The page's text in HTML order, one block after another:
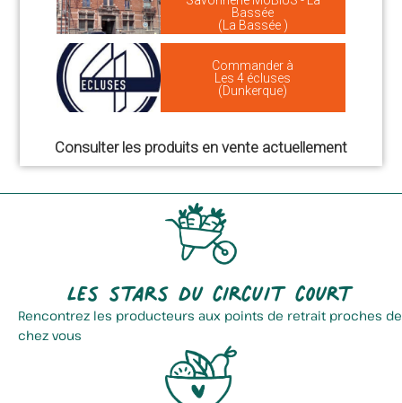
Bassée
(La Bassée )
Commander à
Les 4 écluses
(Dunkerque)
Consulter les produits en vente actuellement
Les stars du circuit court
Rencontrez les producteurs aux points de retrait proches de
chez vous